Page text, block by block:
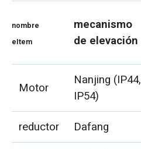
nombre
eItem
mecanismo
de elevación
Motor
Nanjing (IP44,
IP54)
reductor Dafang